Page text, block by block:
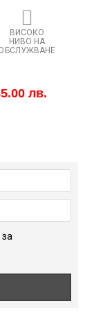
ВИСОКО
НИВО НА
лв.